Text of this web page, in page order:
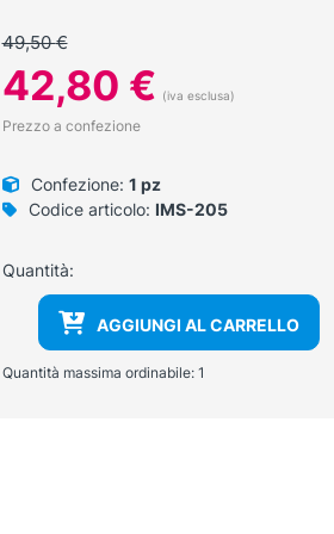
49,50€
prezzo
originale
49,50 €.
42,80 €Il
prezzo
(iva esclusa)
Prezzo a confezione
Confezione: 1 pz
Codice articolo: IMS-205
Quantità:
AGGIUNGI AL CARRELLO
Quantità massima ordinabile: 1